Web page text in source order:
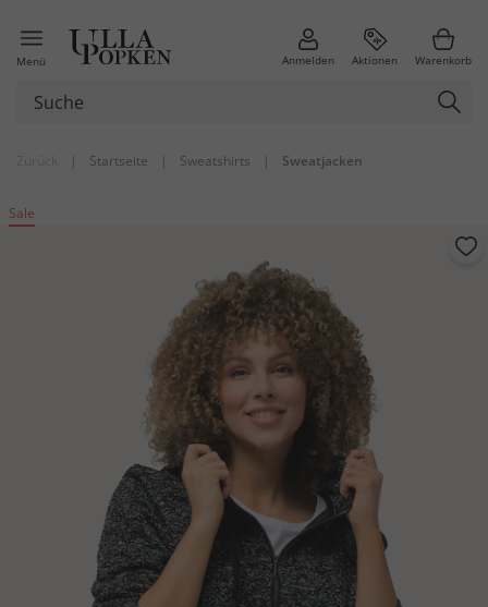
Menü Anmelden Aktionen Warenkorb
| Startseite | Sweatshirts | Sweatjacken
Sale